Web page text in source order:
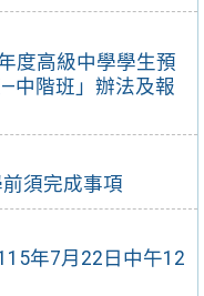
度高級中學學生預
中階班」辦法及報
須完成事項
年7月22日中午12